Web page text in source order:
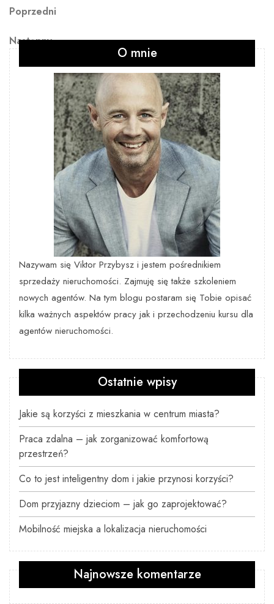
Nawigacja
wpisu
Poprzedni
Poprzedni
Następny
artykuł
Następny
O mnie
Nazywam się Viktor Przybysz i jestem pośrednikiem
sprzedaży nieruchomości. Zajmuję się także szkoleniem
nowych agentów. Na tym blogu postaram się Tobie opisać
kilka ważnych aspektów pracy jak i przechodzeniu kursu dla
agentów nieruchomości.
Ostatnie wpisy
Jakie są korzyści z mieszkania w centrum miasta?
Praca zdalna – jak zorganizować komfortową
przestrzeń?
Co to jest inteligentny dom i jakie przynosi korzyści?
Dom przyjazny dzieciom – jak go zaprojektować?
Mobilność miejska a lokalizacja nieruchomości
Najnowsze komentarze